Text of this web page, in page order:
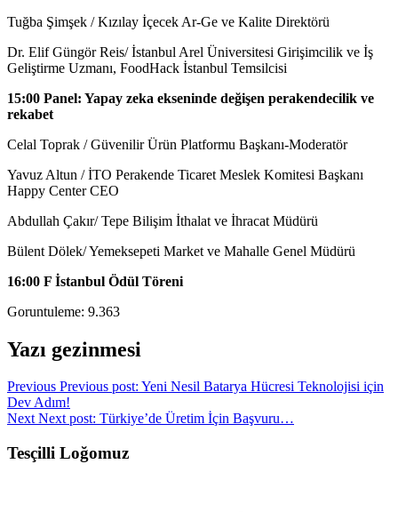
Tuğba Şimşek / Kızılay İçecek Ar-Ge ve Kalite Direktörü
Dr. Elif Güngör Reis/ İstanbul Arel Üniversitesi Girişimcilik ve İş
Geliştirme Uzmanı, FoodHack İstanbul Temsilcisi
15:00 Panel: Yapay zeka ekseninde değişen perakendecilik ve
rekabet
Celal Toprak / Güvenilir Ürün Platformu Başkanı-Moderatör
Yavuz Altun / İTO Perakende Ticaret Meslek Komitesi Başkanı
Happy Center CEO
Abdullah Çakır/ Tepe Bilişim İthalat ve İhracat Müdürü
Bülent Dölek/ Yemeksepeti Market ve Mahalle Genel Müdürü
16:00 F İstanbul Ödül Töreni
Goruntuleme: 9.363
Yazı gezinmesi
Previous Previous post: Yeni Nesil Batarya Hücresi Teknolojisi için
Dev Adım!
Next Next post: Türkiye’de Üretim İçin Başvuru…
Tesçilli Loğomuz